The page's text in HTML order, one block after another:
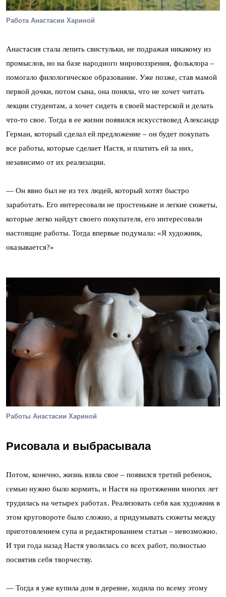
Работа Анастасии Хариной
Анастасия стала лепить свистульки, не подражая никакому из
промыслов, но на базе народного мировоззрения, фольклора –
помогало филологическое образование. Уже позже, став мамой
первой дочки, потом сына, она поняла, что не хочет читать
лекции студентам, а хочет сидеть в своей мастерской и делать
что-то свое. Тогда в ее жизни появился искусствовед Александр
Герман, который сделал ей предложение – он будет покупать
все работы, которые сделает Настя, и платить ей за них,
независимо от их реализации.
— Он явно был не из тех людей, который хотят быстро
заработать. Его интересовали не простенькие и легкие сюжеты,
которые легко найдут своего покупателя, его интересовали
настоящие работы. Тогда впервые подумала: «Я художник,
оказывается?»
Работы Анастасии Хариной
Рисовала и выбрасывала
Потом, конечно, жизнь взяла свое – появился третий ребенок,
семью нужно было кормить, и Настя на протяжении многих лет
трудилась на четырех работах. Реализовать себя как художник в
этом круговороте было сложно, а придумывать сюжеты между
приготовлением супа и редактированием статьи – невозможно.
И три года назад Настя уволилась со всех работ, полностью
посвятив себя творчеству.
— Тогда я уже купила дом в деревне, ходила по всему этому